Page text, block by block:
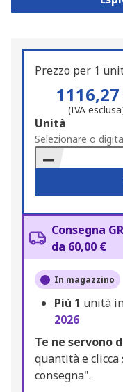
Prezzo per 1
(IVA
Add
to
Basket
Unità
Selezionare o
Consegna
da 60,00 €
In magazzino
Più 1 unità
2026
Te ne servono
quantità e
consegna".